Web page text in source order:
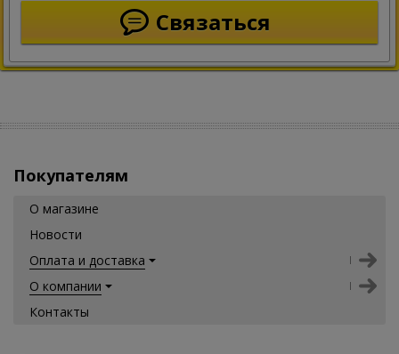
Связаться
Покупателям
О магазине
Новости
Оплата и доставка
О компании
Контакты